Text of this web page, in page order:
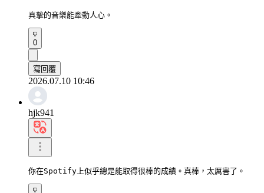
真摯的音樂能牽動人心。
0
寫回覆
2026.07.10 10:46
hjk941
你在Spotify上似乎總是能取得很棒的成績。真棒，太厲害了。